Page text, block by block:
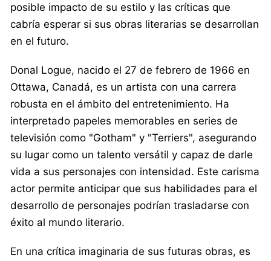
posible impacto de su estilo y las críticas que
cabría esperar si sus obras literarias se desarrollan
en el futuro.
Donal Logue, nacido el 27 de febrero de 1966 en
Ottawa, Canadá, es un artista con una carrera
robusta en el ámbito del entretenimiento. Ha
interpretado papeles memorables en series de
televisión como "Gotham" y "Terriers", asegurando
su lugar como un talento versátil y capaz de darle
vida a sus personajes con intensidad. Este carisma
actor permite anticipar que sus habilidades para el
desarrollo de personajes podrían trasladarse con
éxito al mundo literario.
En una crítica imaginaria de sus futuras obras, es